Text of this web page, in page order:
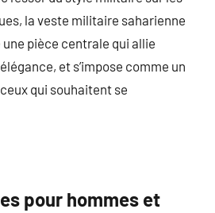
la veste militaire saharienne
pièce centrale qui allie
et s’impose comme un
qui souhaitent se
pour hommes et